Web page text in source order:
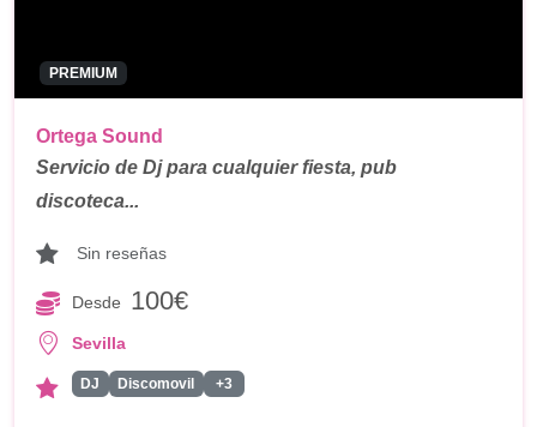
PREMIUM
Ortega Sound
Servicio de Dj para cualquier fiesta, pub
discoteca...
Sin reseñas
Desde 100€
Sevilla
DJ Discomovil +3